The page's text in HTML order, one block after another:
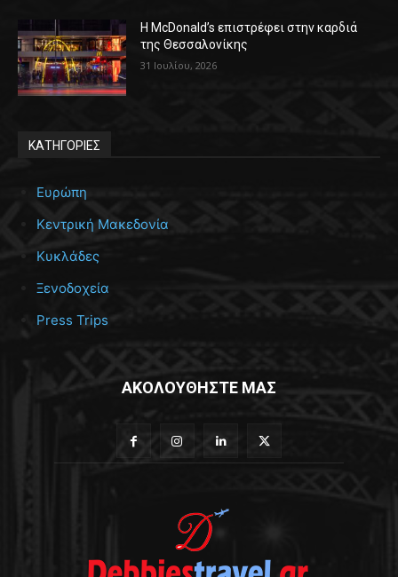
Η McDonald’s επιστρέφει στην καρδιά
της Θεσσαλονίκης
31 Ιουλίου, 2026
ΚΑΤΗΓΟΡΙΕΣ
Ευρώπη
Κεντρική Μακεδονία
Κυκλάδες
Ξενοδοχεία
Press Trips
ΑΚΟΛΟΥΘΗΣΤΕ ΜΑΣ